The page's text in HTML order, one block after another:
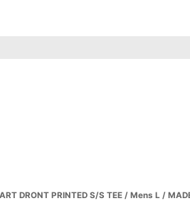
DRONT PRINTED S/S TEE / Mens L /